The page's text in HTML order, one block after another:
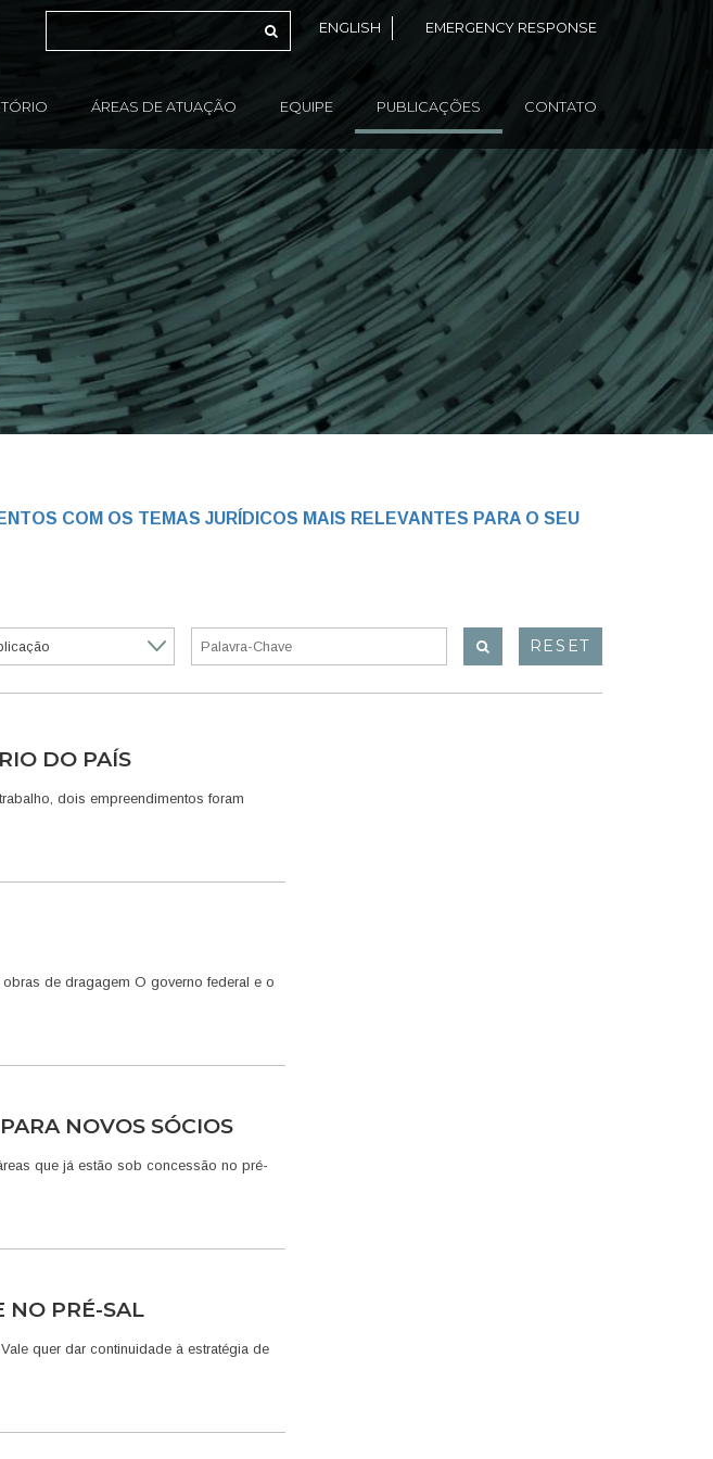
ENGLISH EMERGENCY RESPONSE
ÁREAS DE ATUAÇÃO EQUIPE PUBLICAÇÕES CONTATO
COM OS TEMAS JURÍDICOS MAIS RELEVANTES PARA O SEU
RESET
DO PAÍS
dois empreendimentos foram
de dragagem O governo federal e o
NOVOS SÓCIOS
que já estão sob concessão no pré-
NO PRÉ-SAL
quer dar continuidade à estratégia de